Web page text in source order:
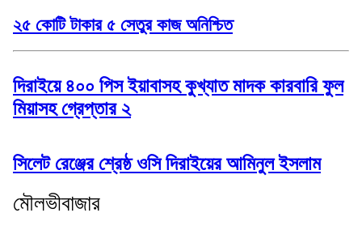
২৫ কোটি টাকার ৫ সেতুর কাজ অনিশ্চিত
দিরাইয়ে ৪০০ পিস ইয়াবাসহ কুখ্যাত মাদক কারবারি ফুল
মিয়াসহ গ্রেপ্তার ২
সিলেট রেঞ্জের শ্রেষ্ঠ ওসি দিরাইয়ের আমিনুল ইসলাম
মৌলভীবাজার